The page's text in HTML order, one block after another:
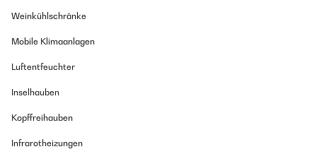
Weinkühlschränke
Mobile Klimaanlagen
Luftentfeuchter
Inselhauben
Kopffreihauben
Infrarotheizungen